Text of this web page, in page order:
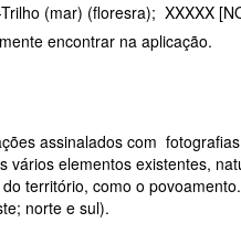
(mar) (floresra); XXXXX
encontrar na aplicação.
assinalados com
vários elementos existentes,
território, como o
norte e sul).